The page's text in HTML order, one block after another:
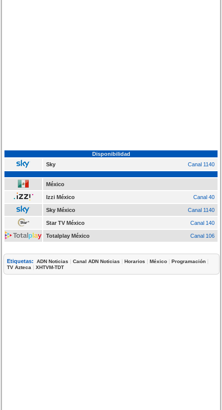
Disponibilidad
Sky
Canal 1140
México
Izzi México Canal 40
Sky México Canal 1140
Star TV México Canal 140
Totalplay México Canal 106
Etiquetas: ADN Noticias |Canal ADN Noticias |Horarios |México |Programación |
TV Azteca |XHTVM-TDT